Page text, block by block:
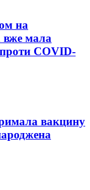
на
вже мала
COVID-
вакцину